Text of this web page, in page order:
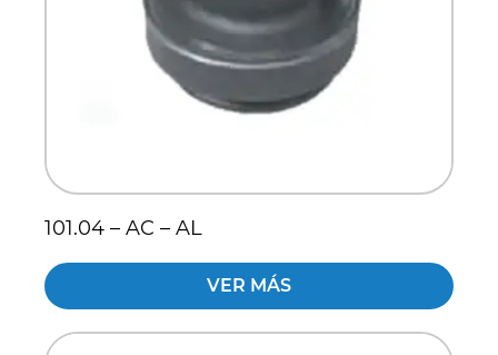
101.04 – AC – AL
VER MÁS